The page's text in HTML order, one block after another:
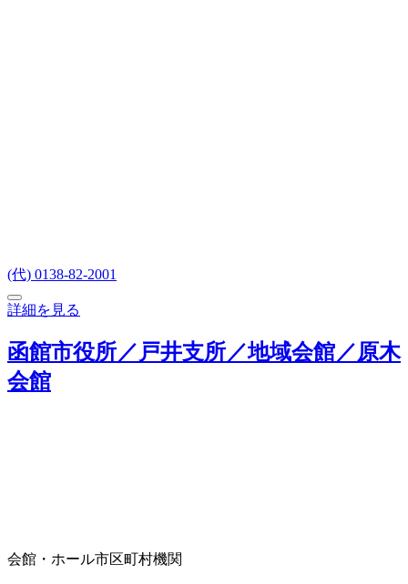
(代) 0138-82-2001
詳細を見る
函館市役所／戸井支所／地域会館／原木
会館
会館・ホール市区町村機関